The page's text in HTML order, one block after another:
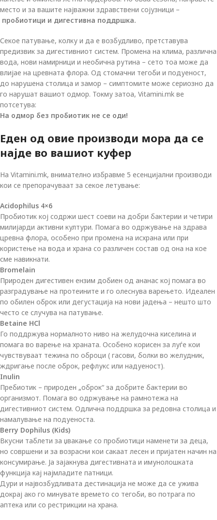
место и за вашите најважни здравствени сојузници –
пробиотици и дигестивна поддршка.
Секое патување, колку и да е возбудливо, претставува
предизвик за дигестивниот систем. Промена на клима, различна
вода, нови намирници и необична рутина – сето тоа може да
влијае на цревната флора. Од стомачни тегоби и подуеност,
до нарушена столица и замор – симптомите може сериозно да
го нарушат вашиот одмор. Токму затоа, Vitamini.mk ве
потсетува:
На одмор без пробиотик не се оди!
Еден од овие производи мора да се
најде во вашиот куфер
На Vitamini.mk, внимателно избравме 5 есенцијални производи
кои се препорачуваат за секое летување:
Acidophilus 4×6
Пробиотик кој содржи шест соеви на добри бактерии и четири
милијарди активни култури. Помага во одржување на здрава
цревна флора, особено при промена на исхрана или при
користење на вода и храна со различен состав од она на кое
сме навикнати.
Bromelain
Природен дигестивен ензим добиен од ананас кој помага во
разградување на протеините и го олеснува варењето. Идеален
по обилен оброк или дегустација на нови јадења – нешто што
често се случува на патување.
Betaine HCl
Го поддржува нормалното ниво на желудочна киселина и
помага во варење на храната. Особено корисен за луѓе кои
чувствуваат тежина по оброци ( гасови, болки во желудник,
ждригање после оброк, рефлукс или надуеност).
Inulin
Пребиотик – природен „оброк“ за добрите бактерии во
организмот. Помага во одржување на рамнотежа на
дигестивниот систем. Одлична поддршка за редовна столица и
намалување на подуеноста.
Berry Dophilus (Kids)
Вкусни таблети за џвакање со пробиотици наменети за деца,
но совршени и за возрасни кои сакаат лесен и пријатен начин на
консумирање. Ја зајакнува дигестивната и имунолошката
функција кај најмладите патници.
Дури и највозбудливата дестинација не може да се ужива
докрај ако го минувате времето со тегоби, во потрага по
аптека или со рестрикции на храна.